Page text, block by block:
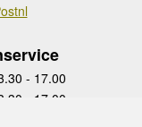
- 17.00
- 17.00